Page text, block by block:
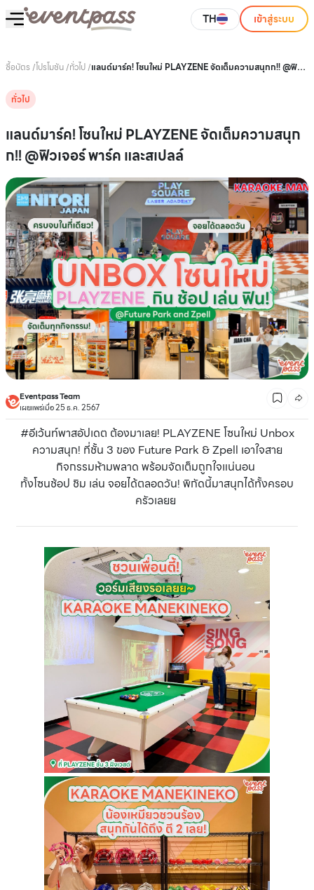
TH เข้าสู่ระบบ
ซื้อบัตร /โปรโมชัน/ทั่วไป/แลนด์มาร์ค! โซนใหม่ PLAYZENE จัดเต็มความสนุกก!! @ฟิว
ทั่วไป
แลนด์มาร์ค! โซนใหม่ PLAYZENE จัดเต็มความสนุก
ก!! @ฟิวเจอร์ พาร์ค และสเปลล์
Eventpass Team
เผยแพร่เมื่อ 25 ธ.ค. 2567
#อีเว้นท์พาสอัปเดต ต้องมาเลย! PLAYZENE โซนใหม่ Unbox
ความสนุก! ที่ชั้น 3 ของ Future Park & Zpell เอาใจสาย
กิจกรรมห้ามพลาด พร้อมจัดเต็มถูกใจแน่นอน
ทั้งโซนช้อป ชิม เล่น จอยได้ตลอดวัน! พิกัดนี้มาสนุกได้ทั้งครอบ
ครัวเลยย